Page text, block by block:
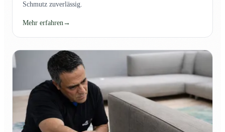
Schmutz zuverlässig.
Mehr erfahren →